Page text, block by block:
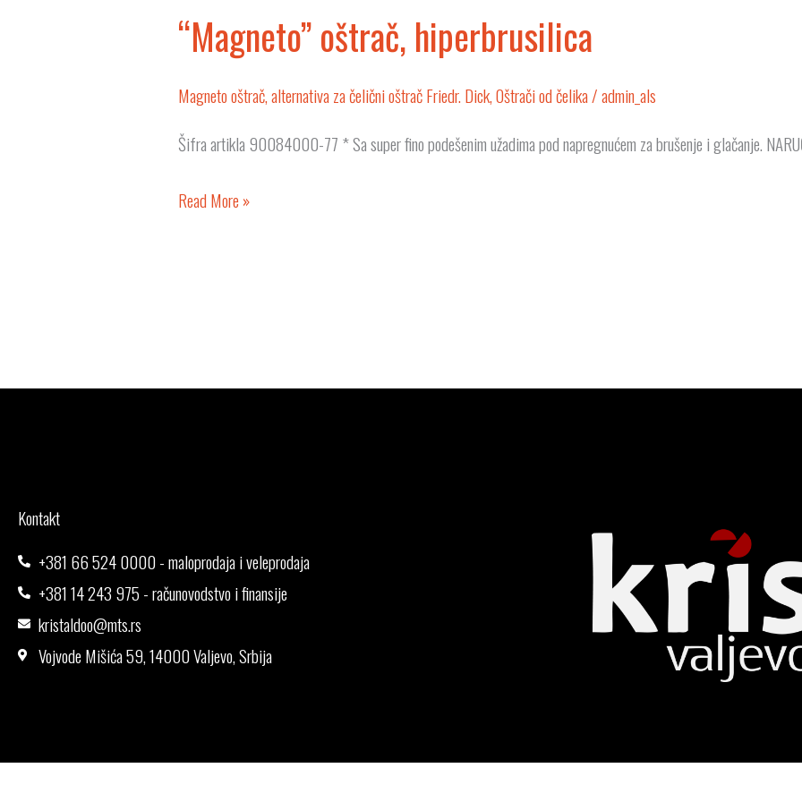
“Magneto” oštrač, hiperbrusilica
Magneto oštrač, alternativa za čelični oštrač Friedr. Dick,Oštrači od čelika/admin_als
Šifra artikla 90084000-77 * Sa super fino podešenim užadima pod napregnućem za brušenje i glačanje.
Read More »
Kontakt
+381 66 524 0000 - maloprodaja i veleprodaja
+381 14 243 975 - računovodstvo i finansije
kristaldoo@mts.rs
Vojvode Mišića 59, 14000 Valjevo, Srbija